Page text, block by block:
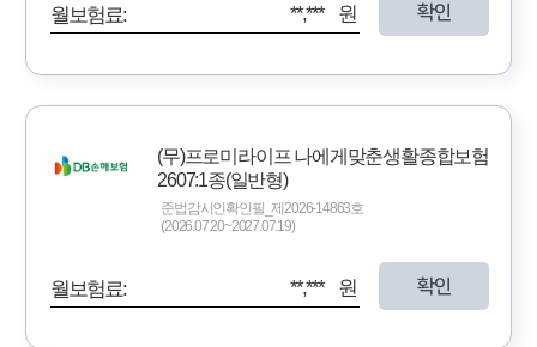
월보험료: **,*** 원 확인
(무)프로미라이프 나에게맞춘생활종합보험
2607:1종(일반형)
준법감시인확인필_제2026-14863호
(2026.07.20~2027.07.19)
월보험료: **,*** 원 확인